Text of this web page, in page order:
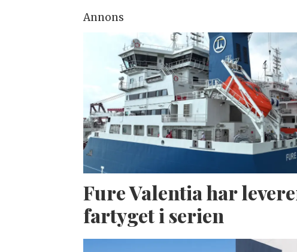
Annons
Fure Valentia har
fartyget i serien